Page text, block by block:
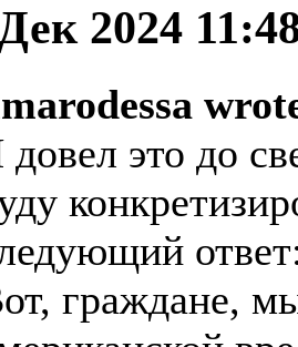
2024
довел это до
граждане,